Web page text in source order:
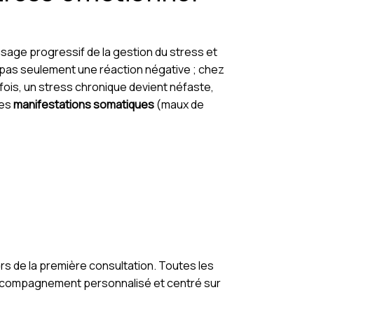
progressif de la gestion du stress et
seulement une réaction négative ; chez
un stress chronique devient néfaste,
manifestations somatiques(maux de
de la première consultation. Toutes les
personnalisé et centré sur